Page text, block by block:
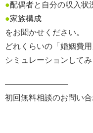
●配偶者と自分の収入状
●家族構成
をお聞かせください。
どれくらいの「婚姻費
シミュレーションしてみ
————————
初回無料相談のお問い合